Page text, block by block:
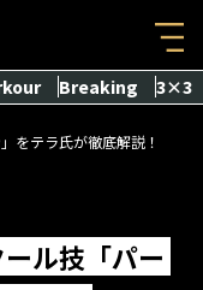
Breaking 3×3
をテラ氏が徹底解説！
ル技「パー